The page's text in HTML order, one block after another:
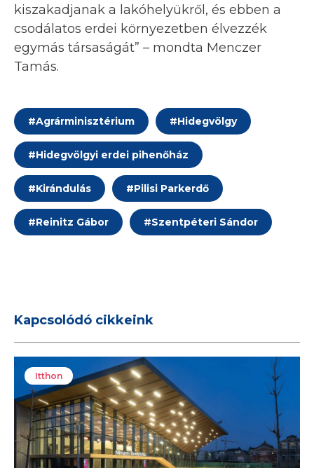
kiszakadjanak a lakóhelyükről, és ebben a
csodálatos erdei környezetben élvezzék
egymás társaságát” – mondta Menczer
Tamás.
#Agrárminisztérium #Hidegvölgy
#Hidegvölgyi erdei pihenőház
#Kirándulás #Pilisi Parkerdő
#Reinitz Gábor #Szentpéteri Sándor
Kapcsolódó cikkeink
Itthon